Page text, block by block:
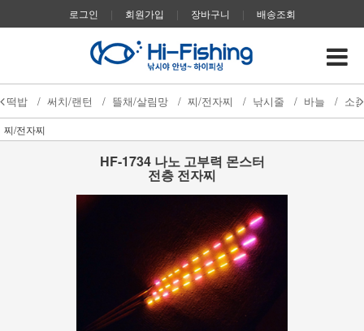
로그인 | 회원가입 | 장바구니 | 배송조회
떡밥 / 써치/랜턴 / 뜰채/살림망 / 찌/전자찌 / 낚시줄 / 바늘 / 소
찌/전자찌
HF-1734 나노 고부력 몬스터
전층 전자찌